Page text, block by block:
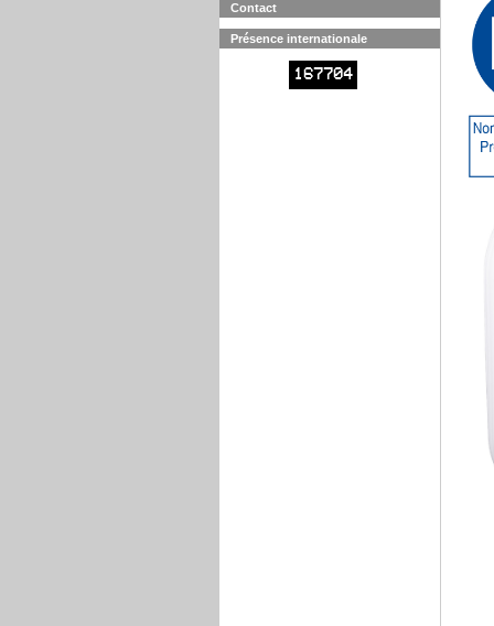
Contact
Présence internationale
167704